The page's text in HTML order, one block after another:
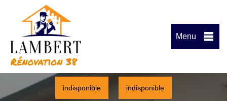
Menu
indisponible indisponible